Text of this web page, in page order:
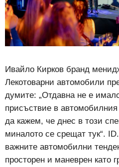
Ивайло Кирков бранд
Лекотоварни автомобили
думите: „Отдавна не е
присъствие в
да кажем, че днес в този
миналото се срещат тук“.
важните автомобилни
просторен и маневрен като